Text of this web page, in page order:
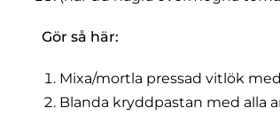
Gör så här:
Mixa/mortla pressad vitlök
Blanda kryddpastan med alla